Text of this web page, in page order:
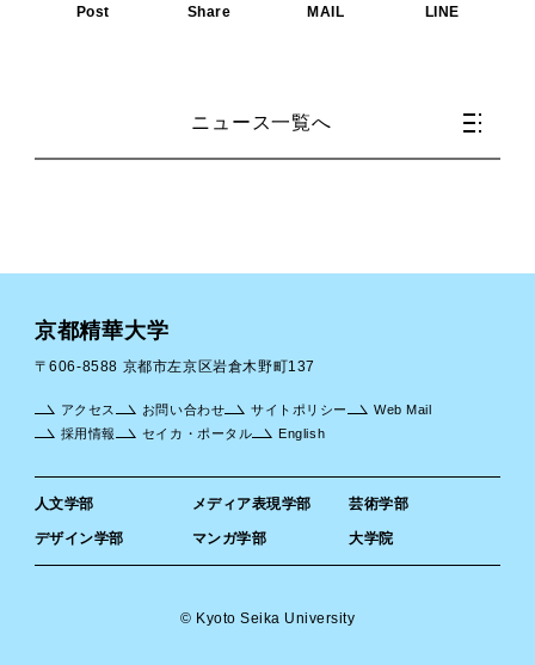
Post Share MAIL LINE
ニュース一覧へ
京都精華大学
〒606-8588 京都市左京区岩倉木野町137
人文学部 メディア表現学部 芸術学部
デザイン学部 マンガ学部 大学院
アクセス お問い合わせ サイトポリシー
Web Mail
採用情報
セイカ・ポータル English
© Kyoto Seika University